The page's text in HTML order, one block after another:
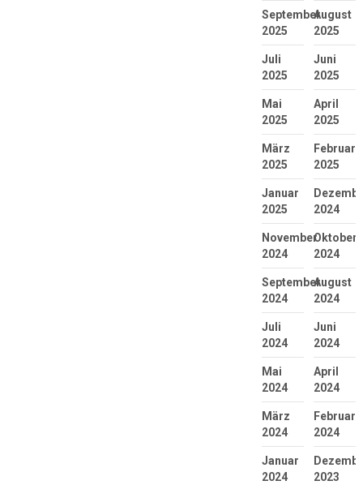
September
2025
August
2025
Juli
2025
Juni
2025
Mai
2025
April
2025
März
2025
Februar
2025
Januar
2025
2024
November
2024
Oktober
2024
September
2024
August
2024
Juli
2024
Juni
2024
Mai
2024
April
2024
März
2024
Februar
2024
Januar
2024
2023